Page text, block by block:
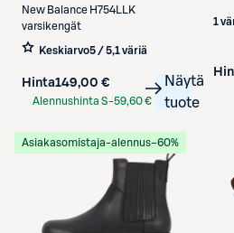
New Balance H754LLK
varsikengät
Keskiarvo5 / 5,1 väriä
Hinta149,00 €
Alennushinta S-59,60 €
Näytä
tuote
1
Asiakasomistaja-alennus−60%